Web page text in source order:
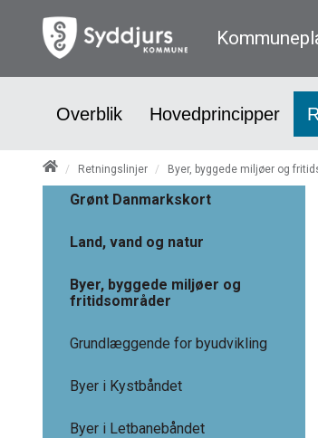
Overblik Hovedprincipper
/ Retningslinjer / Byer, byggede miljøer og
Grønt Danmarkskort
Land, vand og natur
Byer, byggede miljøer og
fritidsområder
Grundlæggende for byudvikling
Byer i Kystbåndet
Byer i Letbanebåndet